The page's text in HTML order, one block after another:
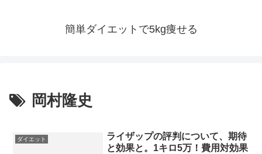
簡単ダイエットで5kg痩せる
岡村隆史
ダイエット
ライザップの評判について、期待
と効果と。1キロ5万！費用対効果